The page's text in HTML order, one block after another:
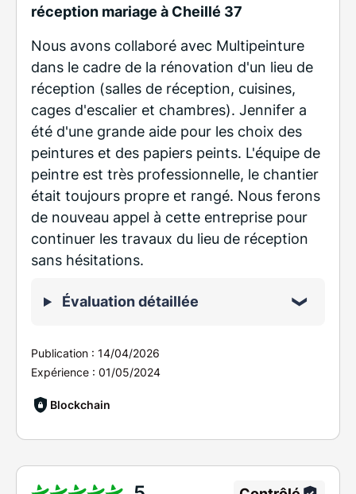
réception mariage à Cheillé 37
Nous avons collaboré avec Multipeinture
dans le cadre de la rénovation d'un lieu de
réception (salles de réception, cuisines,
cages d'escalier et chambres). Jennifer a
été d'une grande aide pour les choix des
peintures et des papiers peints. L'équipe de
peintre est très professionnelle, le chantier
était toujours propre et rangé. Nous ferons
de nouveau appel à cette entreprise pour
continuer les travaux du lieu de réception
sans hésitations.
Évaluation détaillée
Publication : 14/04/2026
Expérience : 01/05/2024
Blockchain